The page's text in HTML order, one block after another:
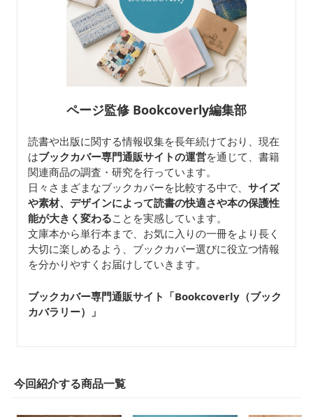
ページ監修 Bookcoverly編集部
読書や出版に関する情報収集を長年続けており、現在
はブックカバー専門通販サイトの運営を通じて、書籍
関連商品の調査・研究を行っています。
日々さまざまなブックカバーを比較する中で、 サイズ
や素材、デザインによって読書の快適さや本の保護性
能が大きく変わることを実感しています。
文庫本から単行本まで、お気に入りの一冊をより長く
大切に楽しめるよう、ブックカバー選びに役立つ情報
を分かりやすくお届けしていきます。
ブックカバー専門通販サイト「Bookcoverly（ブック
カバラリー）」
今回紹介する商品一覧